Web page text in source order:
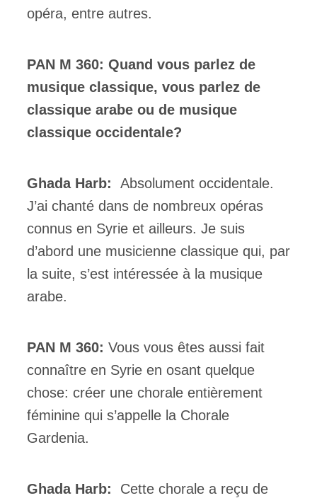
opéra, entre autres.
PAN M 360: Quand vous parlez de
musique classique, vous parlez de
classique arabe ou de musique
classique occidentale?
Ghada Harb: Absolument occidentale.
J’ai chanté dans de nombreux opéras
connus en Syrie et ailleurs. Je suis
d’abord une musicienne classique qui, par
la suite, s’est intéressée à la musique
arabe.
PAN M 360: Vous vous êtes aussi fait
connaître en Syrie en osant quelque
chose: créer une chorale entièrement
féminine qui s’appelle la Chorale
Gardenia.
Ghada Harb: Cette chorale a reçu de